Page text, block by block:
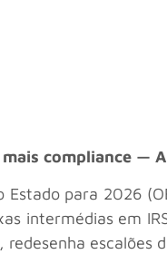
compliance —
Estado para 2026
intermédias em
escalões